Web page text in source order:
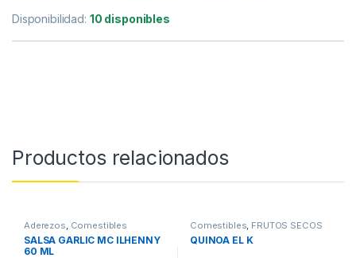
Disponibilidad: 10 disponibles
Productos relacionados
Aderezos, Comestibles
SALSA GARLIC MC ILHENNY
60 ML
Comestibles, FRUTOS SECOS
QUINOA EL K